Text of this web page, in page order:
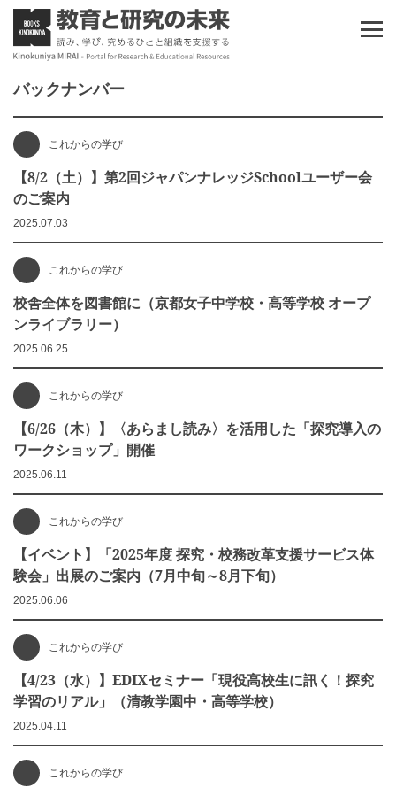
バックナンバー
これからの学び
【8/2（土）】第2回ジャパンナレッジSchoolユーザー会
のご案内
2025.07.03
これからの学び
校舎全体を図書館に（京都女子中学校・高等学校 オープ
ンライブラリー）
2025.06.25
これからの学び
【6/26（木）】〈あらまし読み〉を活用した「探究導入の
ワークショップ」開催
2025.06.11
これからの学び
【イベント】「2025年度 探究・校務改革支援サービス体
験会」出展のご案内（7月中旬～8月下旬）
2025.06.06
これからの学び
【4/23（水）】EDIXセミナー「現役高校生に訊く！探究
学習のリアル」（清教学園中・高等学校）
2025.04.11
これからの学び